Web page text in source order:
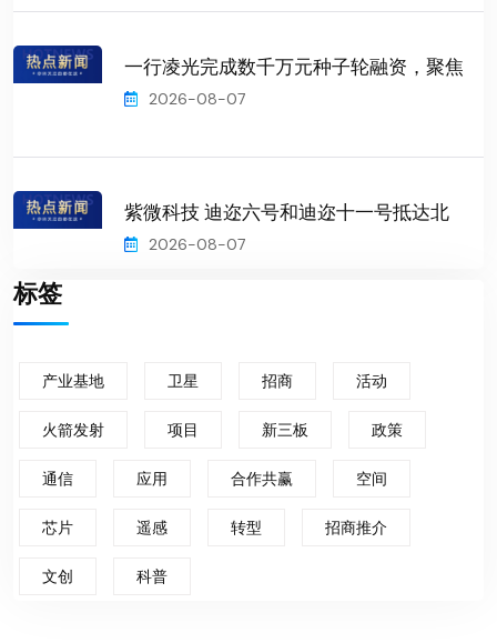
一行凌光完成数千万元种子轮融资，聚焦
2026-08-07
紫微科技 迪迩六号和迪迩十一号抵达北
2026-08-07
标签
产业基地 卫星 招商 活动
火箭发射 项目 新三板 政策
通信 应用 合作共赢 空间
芯片 遥感 转型 招商推介
文创 科普